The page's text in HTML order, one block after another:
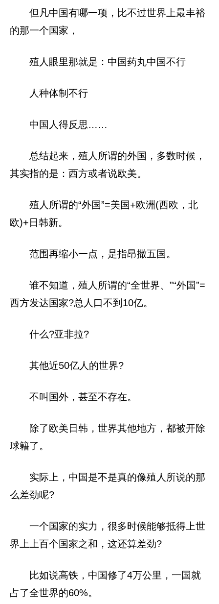
但凡中国有哪一项，比不过世界上最丰裕
的那一个国家，
殖人眼里那就是：中国药丸中国不行
人种体制不行
中国人得反思……
总结起来，殖人所谓的外国，多数时候，
其实指的是：西方或者说欧美。
殖人所谓的“外国”=美国+欧洲(西欧，北
欧)+日韩新。
范围再缩小一点，是指昂撒五国。
谁不知道，殖人所谓的“全世界、”“外国”=
西方发达国家?总人口不到10亿。
什么?亚非拉?
其他近50亿人的世界?
不叫国外，甚至不存在。
除了欧美日韩，世界其他地方，都被开除
球籍了。
实际上，中国是不是真的像殖人所说的那
么差劲呢?
一个国家的实力，很多时候能够抵得上世
界上上百个国家之和，这还算差劲?
比如说高铁，中国修了4万公里，一国就
占了全世界的60%。